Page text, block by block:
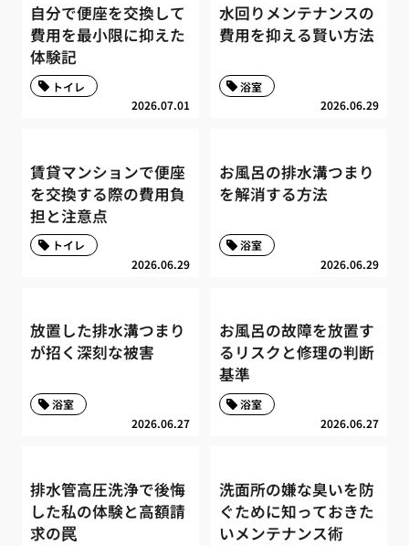
自分で便座を交換して
費用を最小限に抑えた
体験記
2026.07.01
トイレ
水回りメンテナンスの
費用を抑える賢い方法
2026.06.29
浴室
賃貸マンションで便座
を交換する際の費用負
担と注意点
2026.06.29
トイレ
お風呂の排水溝つまり
を解消する方法
2026.06.29
浴室
放置した排水溝つまり
が招く深刻な被害
2026.06.27
浴室
お風呂の故障を放置す
るリスクと修理の判断
基準
2026.06.27
浴室
排水管高圧洗浄で後悔
した私の体験と高額請
求の罠
洗面所の嫌な臭いを防
ぐために知っておきた
いメンテナンス術